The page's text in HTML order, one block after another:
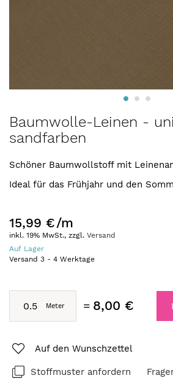
Anfang
der
springen
Baumwolle-Leinen -
sandfarben
Schöner Baumwollstoff mit
Ideal für das Frühjahr und den
15,99 €/m
inkl. 19% MwSt., zzgl. Versand
Auf Lager
Versand 3 - 4 Werktage
8,00 €
Auf den Wunschzettel
Stoffmuster anfordern